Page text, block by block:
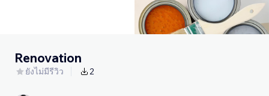
Renovation
ยังไม่มีรีวิว 2